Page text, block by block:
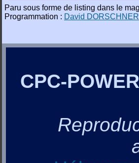
Paru sous forme de listing dans le
Programmation : David DORSCHNER
CPC-